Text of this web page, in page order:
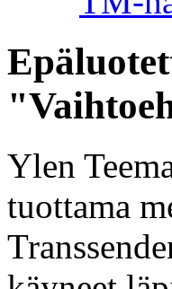
Ylen
tuottama